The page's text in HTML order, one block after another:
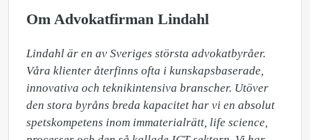
Om Advokatfirman Lindahl
Lindahl är en av Sveriges största advokatbyråer.
Våra klienter återfinns ofta i kunskapsbaserade,
innovativa och teknikintensiva branscher. Utöver
den stora byråns breda kapacitet har vi en absolut
spetskompetens inom immaterialrätt, life science,